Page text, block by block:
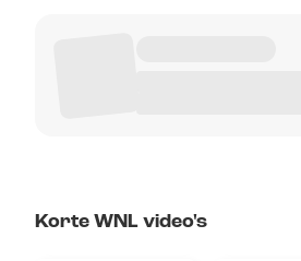
Korte WNL video's